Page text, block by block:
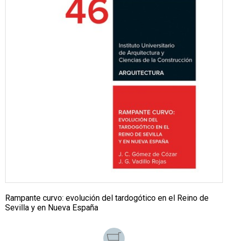
Rampante curvo: evolución del tardogótico en el Reino de
Sevilla y en Nueva España